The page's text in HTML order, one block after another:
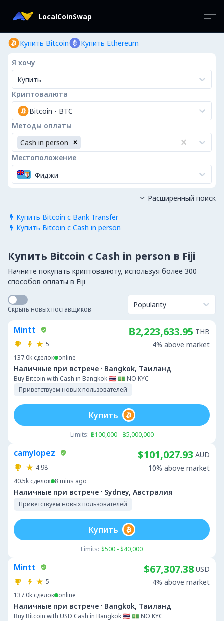
LocalCoinSwap
Купить Bitcoin Купить Ethereum
Я хочу
Купить
Криптовалюта
Bitcoin - BTC
Методы оплаты
Cash in person
Местоположение
Фиджи
 Купить Bitcoin с Bank Transfer
 Купить Bitcoin с Cash in person
 Расширенный поиск
Купить Bitcoin с Cash in person в Fiji
Начните покупать криптовалюту, используя более 300
способов оплаты в Fiji
Скрыть новых поставщиков Popularity
Mintt
5
137.0k сделок online
Наличные при встрече · Bangkok, Таиланд
Buy Bitcoin with Cash in Bangkok 🇹🇭 💵 NO KYC
Приветствуем новых пользователей
฿2,223,633.95 THB
4% above market
Limits: ฿100,000 - ฿5,000,000
Купить
camylopez
4.98
40.5k сделок 8 mins ago
Наличные при встрече · Sydney, Австралия
Приветствуем новых пользователей
$101,027.93 AUD
10% above market
Limits: $500 - $40,000
Купить
Mintt
5
137.0k сделок online
Наличные при встрече · Bangkok, Таиланд
Buy Bitcoin with USD Cash in Bangkok 🇹🇭 💵 NO KYC
$67,307.38 USD
4% above market